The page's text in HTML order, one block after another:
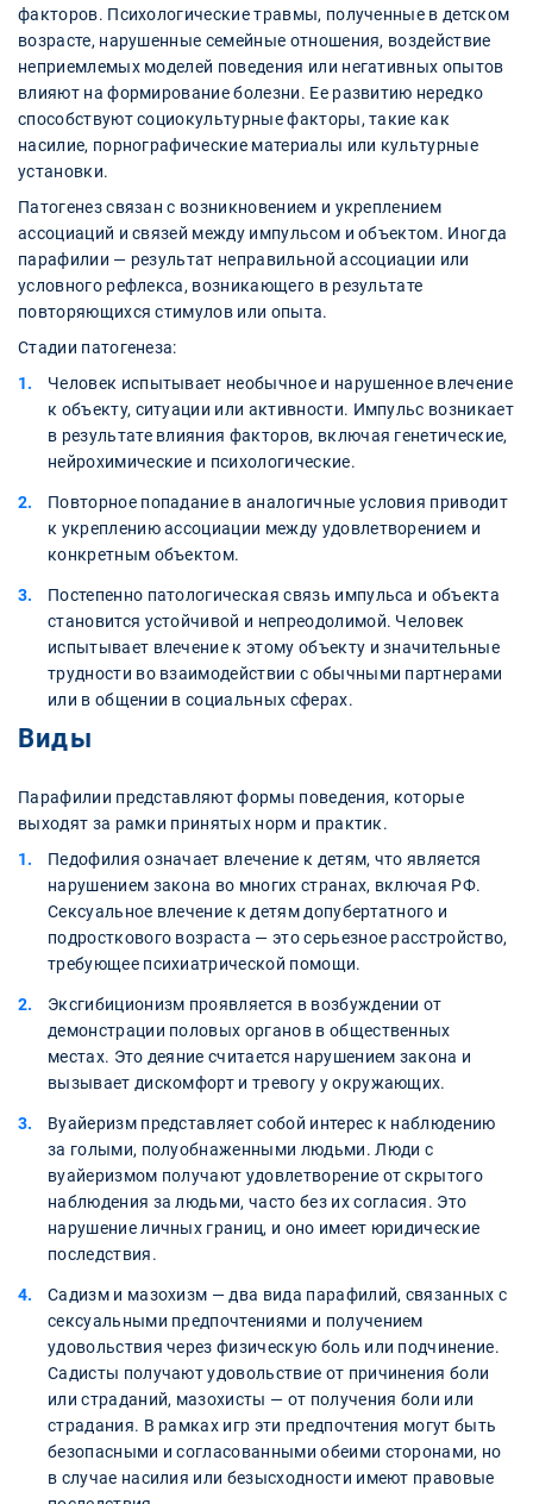
факторов. Психологические травмы, полученные в детском
возрасте, нарушенные семейные отношения, воздействие
неприемлемых моделей поведения или негативных опытов
влияют на формирование болезни. Ее развитию нередко
способствуют социокультурные факторы, такие как
насилие, порнографические материалы или культурные
установки.
Патогенез связан с возникновением и укреплением
ассоциаций и связей между импульсом и объектом. Иногда
парафилии — результат неправильной ассоциации или
условного рефлекса, возникающего в результате
повторяющихся стимулов или опыта.
Стадии патогенеза:
Человек испытывает необычное и нарушенное влечение
к объекту, ситуации или активности. Импульс возникает
в результате влияния факторов, включая генетические,
нейрохимические и психологические.
Повторное попадание в аналогичные условия приводит
к укреплению ассоциации между удовлетворением и
конкретным объектом.
Постепенно патологическая связь импульса и объекта
становится устойчивой и непреодолимой. Человек
испытывает влечение к этому объекту и значительные
трудности во взаимодействии с обычными партнерами
или в общении в социальных сферах.
Виды
Парафилии представляют формы поведения, которые
выходят за рамки принятых норм и практик.
Педофилия означает влечение к детям, что является
нарушением закона во многих странах, включая РФ.
Сексуальное влечение к детям допубертатного и
подросткового возраста — это серьезное расстройство,
требующее психиатрической помощи.
Эксгибиционизм проявляется в возбуждении от
демонстрации половых органов в общественных
местах. Это деяние считается нарушением закона и
вызывает дискомфорт и тревогу у окружающих.
Вуайеризм представляет собой интерес к наблюдению
за голыми, полуобнаженными людьми. Люди с
вуайеризмом получают удовлетворение от скрытого
наблюдения за людьми, часто без их согласия. Это
нарушение личных границ, и оно имеет юридические
последствия.
Садизм и мазохизм — два вида парафилий, связанных с
сексуальными предпочтениями и получением
удовольствия через физическую боль или подчинение.
Садисты получают удовольствие от причинения боли
или страданий, мазохисты — от получения боли или
страдания. В рамках игр эти предпочтения могут быть
безопасными и согласованными обеими сторонами, но
в случае насилия или безысходности имеют правовые